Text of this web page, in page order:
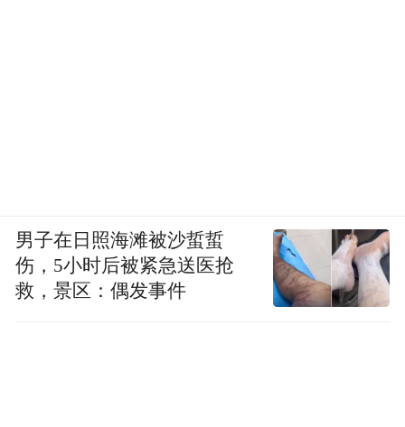
男子在日照海滩被沙蜇蜇
伤，5小时后被紧急送医抢
救，景区：偶发事件